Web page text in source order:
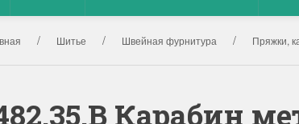
Шитье Швейная фурнитура Пряжки,
Карабин